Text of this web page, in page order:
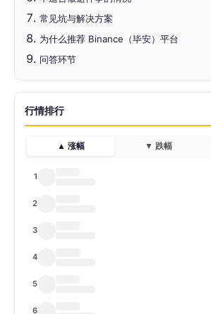
常见坑与解决方案
为什么推荐 Binance（毕安）平台
问答环节
行情排行
▲ 涨幅 ▼ 跌幅
1
2
3
4
5
6